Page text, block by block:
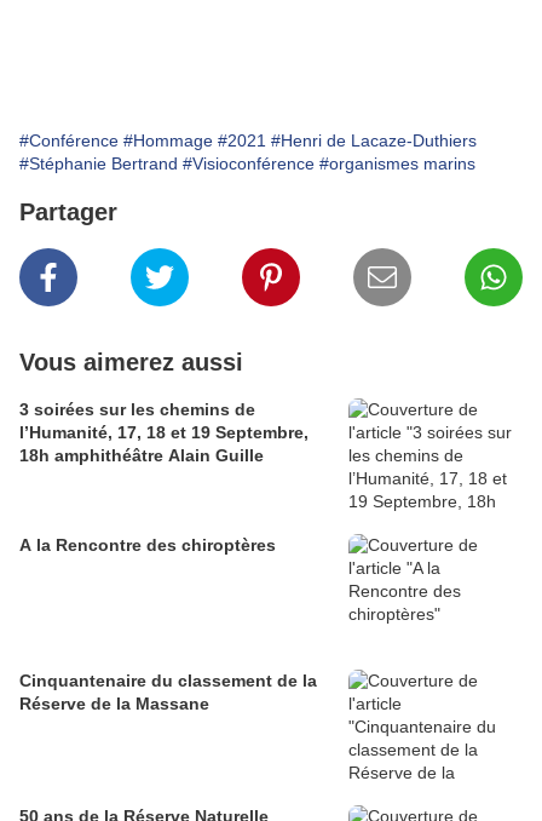
#Conférence #Hommage #2021 #Henri de Lacaze-Duthiers
#Stéphanie Bertrand #Visioconférence #organismes marins
Partager
Vous aimerez aussi
3 soirées sur les chemins de
l’Humanité, 17, 18 et 19 Septembre,
18h amphithéâtre Alain Guille
A la Rencontre des chiroptères
Cinquantenaire du classement de la
Réserve de la Massane
50 ans de la Réserve Naturelle